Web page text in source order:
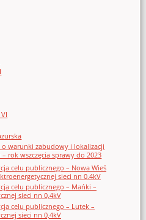
o warunki zabudowy i lokalizacji
rok wszczęcia sprawy do 2023
celu publicznego – Nowa Wieś
sieci nn 0,4kV
celu publicznego – Mańki –
sieci nn 0,4kV
celu publicznego – Lutek –
sieci nn 0,4kV